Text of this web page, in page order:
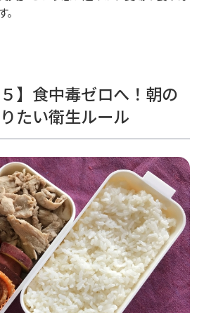
５】食中毒ゼロへ！朝の
たい衛生ルール